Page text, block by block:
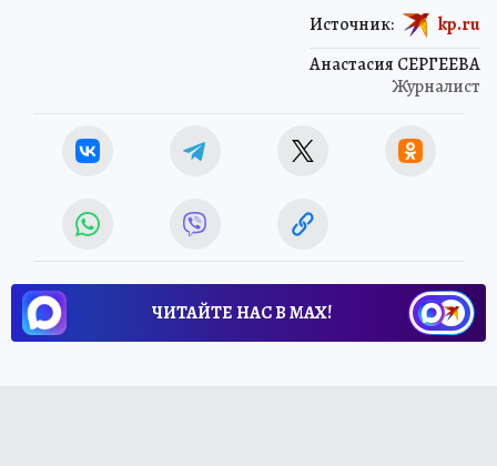
Анастасия СЕРГЕЕВА
Журналист
Источник: kp.ru
ЧИТАЙТЕ НАС В МАХ!